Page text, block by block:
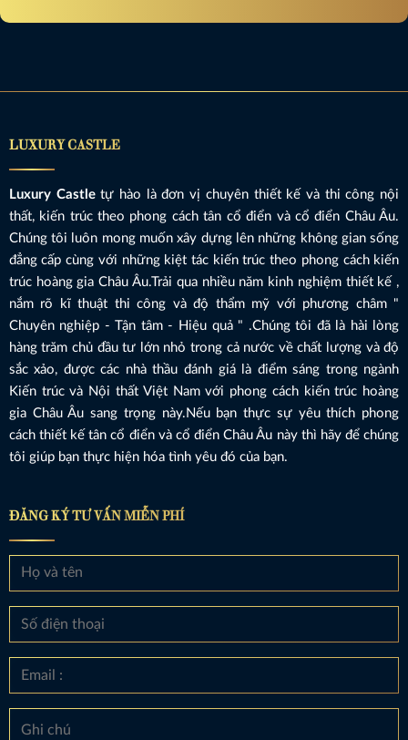
LUXURY CASTLE
Luxury Castletự hào là đơn vị chuyên thiết kế và thi công nội
thất, kiến trúc theo phong cách tân cổ điển và cổ điển Châu Âu.
Chúng tôi luôn mong muốn xây dựng lên những không gian sống
đẳng cấp cùng với những kiệt tác kiến trúc theo phong cách kiến
trúc hoàng gia Châu Âu.Trải qua nhiều năm kinh nghiệm thiết kế ,
nắm rõ kĩ thuật thi công và độ thẩm mỹ với phương châm "
Chuyên nghiệp - Tận tâm - Hiệu quả " .Chúng tôi đã là hài lòng
hàng trăm chủ đầu tư lớn nhỏ trong cả nước về chất lượng và độ
sắc xảo, được các nhà thầu đánh giá là điểm sáng trong ngành
Kiến trúc và Nội thất Việt Nam với phong cách kiến trúc hoàng
gia Châu Âu sang trọng này.Nếu bạn thực sự yêu thích phong
cách thiết kế tân cổ điển và cổ điển Châu Âu này thì hãy để chúng
tôi giúp bạn thực hiện hóa tình yêu đó của bạn.
ĐĂNG KÝ TƯ VẤN MIỄN PHÍ